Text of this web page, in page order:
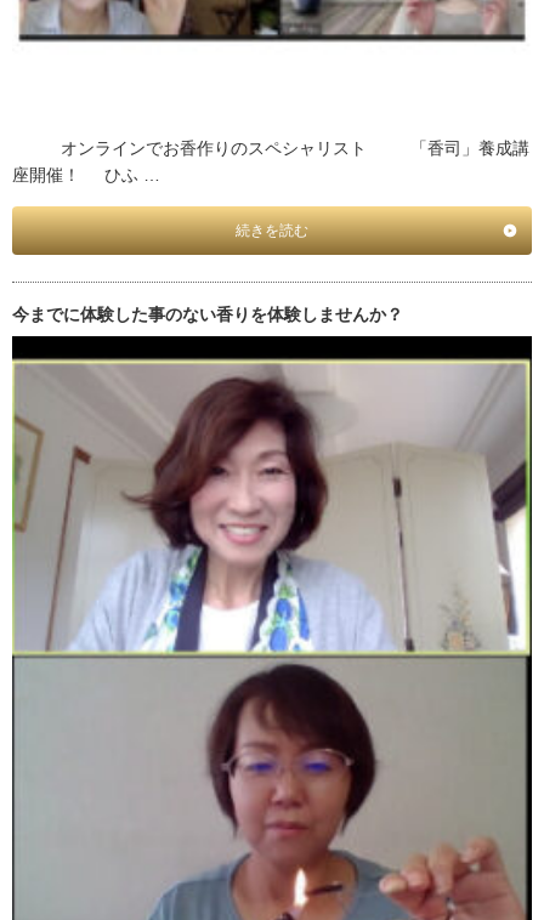
オンラインでお香作りのスペシャリスト 「香司」養成講
座開催！ ひふ …
続きを読む
今までに体験した事のない香りを体験しませんか？